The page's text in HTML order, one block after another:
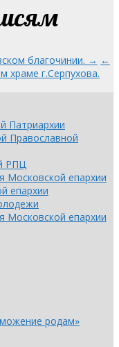
благочинии. → ←
храме г.Серпухова.
Патриархии
Православной
РПЦ
Московской епархии
епархии
Московской епархии
родам»